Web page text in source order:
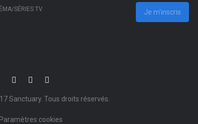
SÉRIES TV Je m'inscris
Sanctuary. Tous droits réservés.
Paramètres cookies